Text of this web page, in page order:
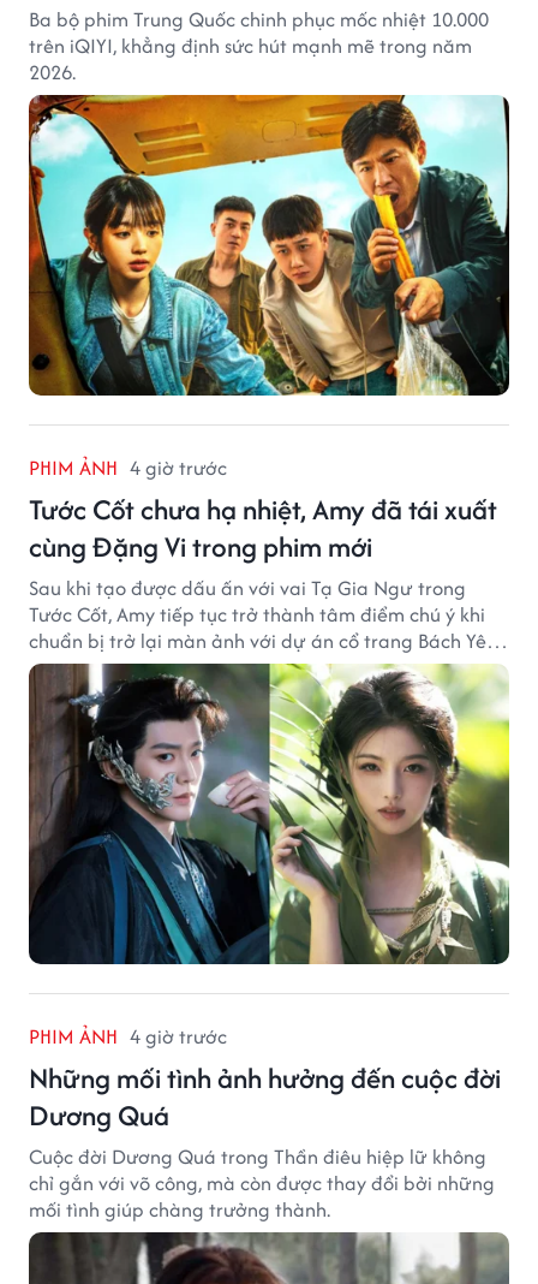
Ba bộ phim Trung Quốc chinh phục mốc nhiệt 10.000
trên iQIYI, khẳng định sức hút mạnh mẽ trong năm
2026.
PHIM ẢNH 4 giờ trước
Tước Cốt chưa hạ nhiệt, Amy đã tái xuất
cùng Đặng Vi trong phim mới
Sau khi tạo được dấu ấn với vai Tạ Gia Ngư trong
Tước Cốt, Amy tiếp tục trở thành tâm điểm chú ý khi
chuẩn bị trở lại màn ảnh với dự án cổ trang Bách Yêu
Phổ.
PHIM ẢNH 4 giờ trước
Những mối tình ảnh hưởng đến cuộc đời
Dương Quá
Cuộc đời Dương Quá trong Thần điêu hiệp lữ không
chỉ gắn với võ công, mà còn được thay đổi bởi những
mối tình giúp chàng trưởng thành.